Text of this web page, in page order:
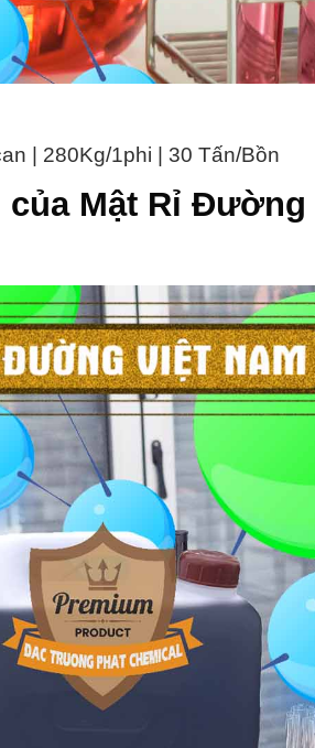
| 280Kg/1phi | 30 Tấn/Bồn
của Mật Rỉ Đường